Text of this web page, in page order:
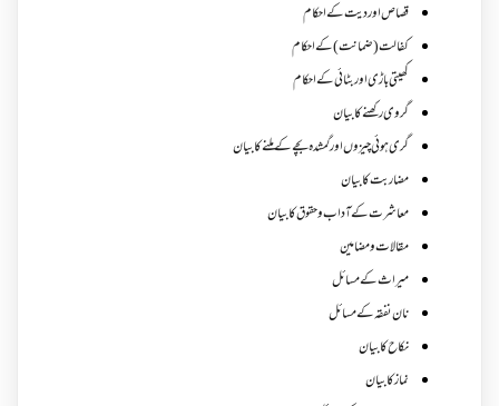
قصاص اور دیت کے احکام
کفالت (ضمانت) کے احکام
کھیتی باڑی اور بٹائی کے احکام
گروی رکھنے کا بیان
گری ہوئی چیزوں اورگمشدہ بچے کے ملنے کا بیان
مضاربت کا بیان
معاشرت کے آداب و حقوق کا بیان
مقالات ومضامین
میراث کے مسائل
نان نفقہ کے مسائل
نکاح کا بیان
نماز کا بیان